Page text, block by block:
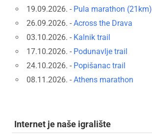
19.09.2026. - Pula marathon (21km)
26.09.2026. - Across the Drava
03.10.2026. - Kalnik trail
17.10.2026. - Podunavlje trail
24.10.2026. - Popišanac trail
08.11.2026. - Athens marathon
Internet je naše igralište